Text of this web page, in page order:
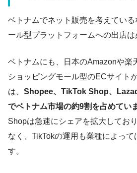
ベトナムでネット販売を考えてい
ール型プラットフォームへの出店は
ベトナムにも、日本のAmazonや楽
ショッピングモール型のECサイト
は、 Shopee、TikTok Shop、
でベトナム市場の約9割を占めてい
Shopは急速にシェアを拡大してお
なく、TikTokの運用も業種によって
す。